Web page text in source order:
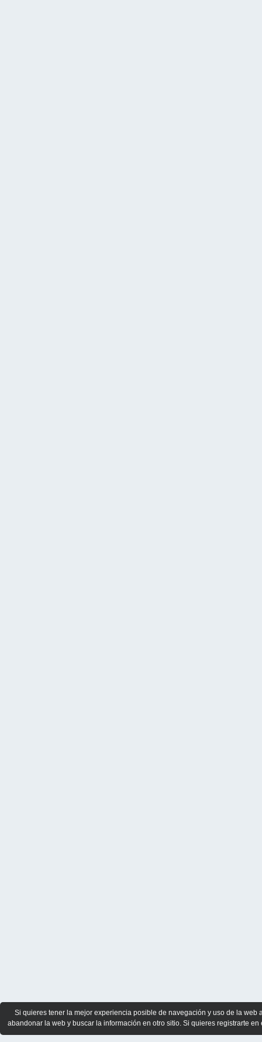
Si quieres tener la mejor experiencia posible de navegación y uso de la
abandonar la web y buscar la información en otro sitio. Si quieres registrarte